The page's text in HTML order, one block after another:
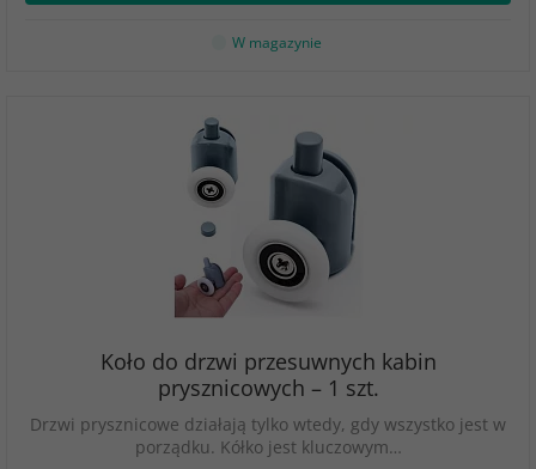
W magazynie
Koło do drzwi przesuwnych kabin
prysznicowych – 1 szt.
Drzwi prysznicowe działają tylko wtedy, gdy wszystko jest w
porządku. Kółko jest kluczowym…